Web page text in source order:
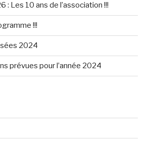
: Les 10 ans de l’association !!!
!!!
2024
prévues pour l’année 2024